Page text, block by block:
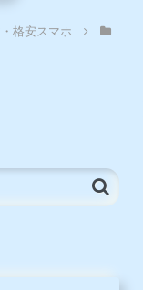
格安スマホ